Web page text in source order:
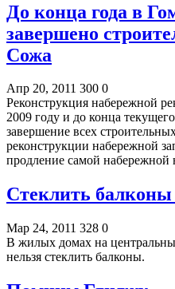
До конца года в
завершено
Сожа
Апр 20, 2011 300 0
Реконструкция набережной
2009 году и до конца
завершение всех
реконструкции набережной
продление самой
Стеклить балконы
Мар 24, 2011 328 0
В жилых домах на
нельзя стеклить балконы.